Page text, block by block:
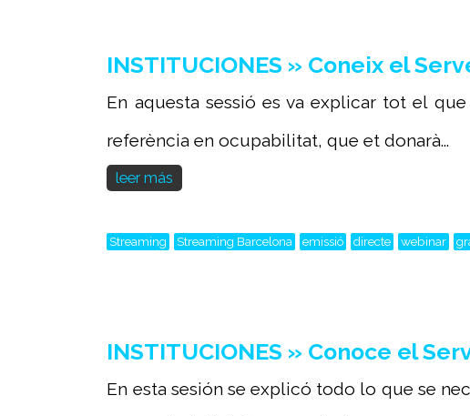
INSTITUCIONES » Coneix el
En aquesta sessió es va explicar tot el
referència en ocupabilitat, que et donarà...
leer más
Streaming Streaming Barcelona emissió directe webinar
INSTITUCIONES » Conoce el
En esta sesión se explicó todo lo que se